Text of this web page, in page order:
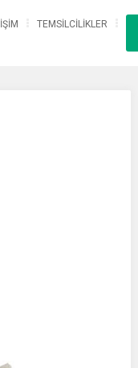
TEMSİLCİLİKLER